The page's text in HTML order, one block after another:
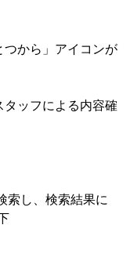
ら」アイコンが
フによる内容確
索し、検索結果に